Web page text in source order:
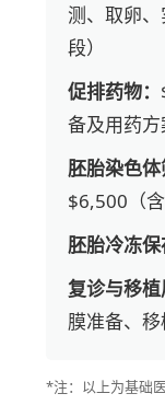
测、取卵
段）
促排药物：
备及用药方
胚胎染色体
$6,500（
胚胎冷冻保
复诊与移植
膜准备、移
*注：以上为基础